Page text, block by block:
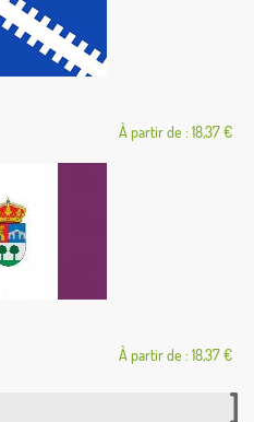
À partir de : 18,37 €
À partir de : 18,37 €